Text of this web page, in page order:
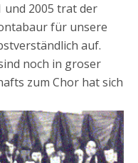
und 2005 trat der
für unsere
auf.
noch in groser
zum Chor hat sich